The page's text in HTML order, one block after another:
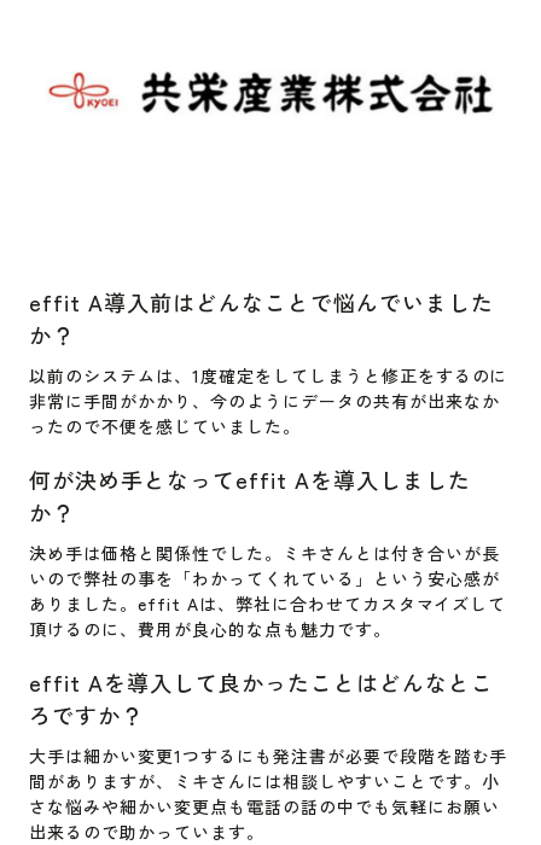
effit A導入前はどんなことで悩んでいました
か？
以前のシステムは、1度確定をしてしまうと修正をするのに
非常に手間がかかり、今のようにデータの共有が出来なか
ったので不便を感じていました。
何が決め手となってeffit Aを導入しました
か？
決め手は価格と関係性でした。ミキさんとは付き合いが長
いので弊社の事を「わかってくれている」という安心感が
ありました。effit Aは、弊社に合わせてカスタマイズして
頂けるのに、費用が良心的な点も魅力です。
effit Aを導入して良かったことはどんなとこ
ろですか？
大手は細かい変更1つするにも発注書が必要で段階を踏む手
間がありますが、ミキさんには相談しやすいことです。小
さな悩みや細かい変更点も電話の話の中でも気軽にお願い
出来るので助かっています。